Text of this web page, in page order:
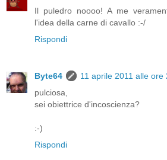
Il puledro noooo! A me
l'idea della carne di cavallo :-/
Rispondi
Byte64
11 aprile 2011 alle ore
pulciosa,
sei obiettrice d'incoscienza?
:-)
Rispondi